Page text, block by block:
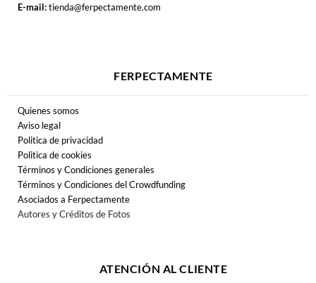
E-mail:tienda@ferpectamente.com
FERPECTAMENTE
Quienes somos
Aviso legal
Politica de privacidad
Politica de cookies
Términos y Condiciones generales
Términos y Condiciones del Crowdfunding
Asociados a Ferpectamente
Autores y Créditos de Fotos
ATENCIÓN AL CLIENTE